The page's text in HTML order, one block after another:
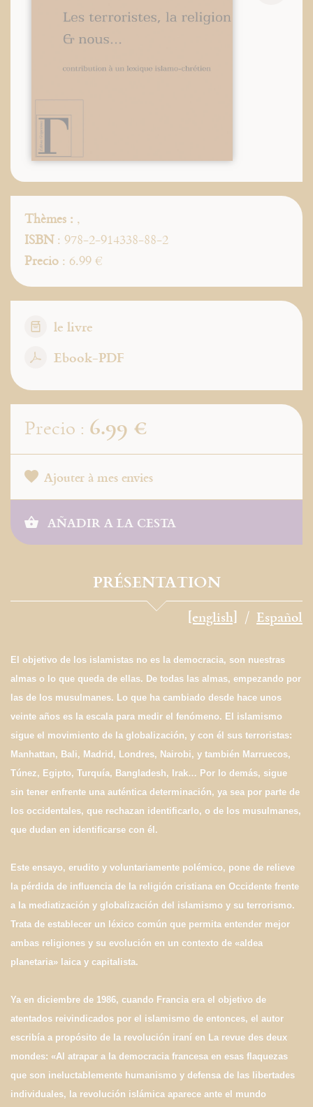
Thèmes : ,
ISBN: 978-2-914338-88-2
Precio : 6.99 €
le livre
Ebook-PDF
Precio : 6.99 €
Ajouter à mes envies
AÑADIR A LA CESTA
PRÉSENTATION
[english] Español
El objetivo de los islamistas no es la democracia, son nuestras
almas o lo que queda de ellas. De todas las almas, empezando por
las de los musulmanes. Lo que ha cambiado desde hace unos
veinte años es la escala para medir el fenómeno. El islamismo
sigue el movimiento de la globalización, y con él sus terroristas:
Manhattan, Bali, Madrid, Londres, Nairobi, y también Marruecos,
Túnez, Egipto, Turquía, Bangladesh, Irak… Por lo demás, sigue
sin tener enfrente una auténtica determinación, ya sea por parte de
los occidentales, que rechazan identificarlo, o de los musulmanes,
que dudan en identificarse con él.
Este ensayo, erudito y voluntariamente polémico, pone de relieve
la pérdida de influencia de la religión cristiana en Occidente frente
a la mediatización y globalización del islamismo y su terrorismo.
Trata de establecer un léxico común que permita entender mejor
ambas religiones y su evolución en un contexto de «aldea
planetaria» laica y capitalista.
Ya en diciembre de 1986, cuando Francia era el objetivo de
atentados reivindicados por el islamismo de entonces, el autor
escribía a propósito de la revolución iraní en La revue des deux
mondes: «Al atrapar a la democracia francesa en esas flaquezas
que son ineluctablemente humanismo y defensa de las libertades
individuales, la revolución islámica aparece ante el mundo